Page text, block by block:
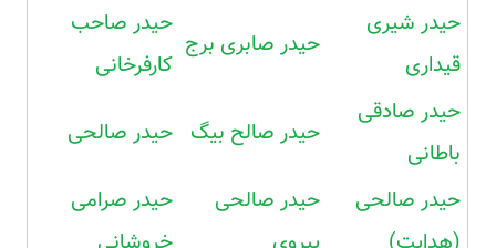
حیدر شیری
قیداری
حیدر صابری برج
حیدر صاحب
کارفرخانی
حیدر صادقی
باطانی
حیدر صالح بیگ حیدر صالحی
حیدر صالحی
حیدر صالحی
حیدر صرامی